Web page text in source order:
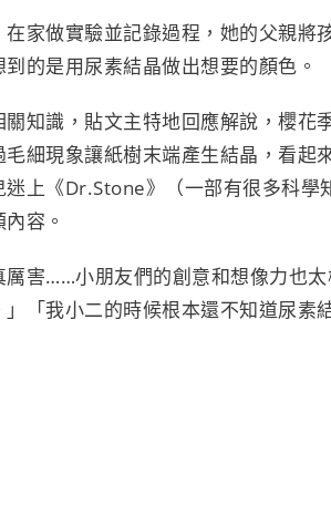
家做實驗並記錄過程，她的父親將
的是用尿素結晶做出想要的顏色。
知識，貼文主特地回應解說，櫻花
細現象讓紙樹末端產生結晶，看起
迷上《Dr.Stone》（一部有很多科學
容。
厲害……小朋友們的創意和想像力也
「我小二的時候根本還不知道尿素